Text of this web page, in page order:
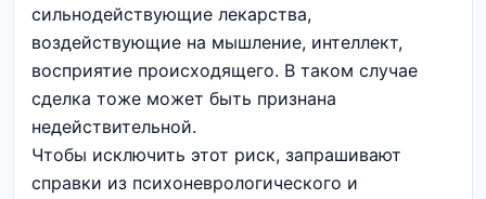
сильнодействующие лекарства,
воздействующие на мышление, интеллект,
восприятие происходящего. В таком случае
сделка тоже может быть признана
недействительной.
Чтобы исключить этот риск, запрашивают
справки из психоневрологического и